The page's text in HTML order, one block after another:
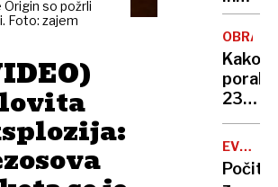
so požrli
Foto: zajem
avto
grozil
z
nožem,
v
zapor
bo
treba
Kako
236
v
štirih
EVROPA
GORI